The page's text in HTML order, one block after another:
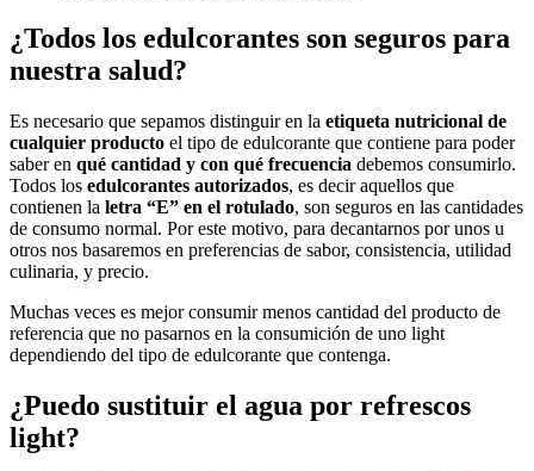
¿Todos los edulcorantes son seguros para
nuestra salud?
Es necesario que sepamos distinguir en la etiqueta nutricional de
cualquier producto el tipo de edulcorante que contiene para poder
saber en qué cantidad y con qué frecuencia debemos consumirlo.
Todos los edulcorantes autorizados, es decir aquellos que
contienen la letra “E” en el rotulado, son seguros en las cantidades
de consumo normal. Por este motivo, para decantarnos por unos u
otros nos basaremos en preferencias de sabor, consistencia, utilidad
culinaria, y precio.
Muchas veces es mejor consumir menos cantidad del producto de
referencia que no pasarnos en la consumición de uno light
dependiendo del tipo de edulcorante que contenga.
¿Puedo sustituir el agua por refrescos
light?